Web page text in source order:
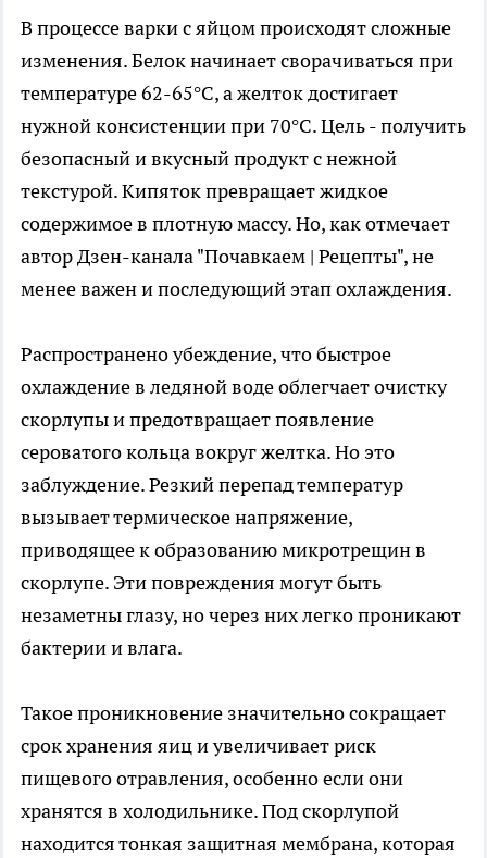
В процессе варки с яйцом происходят сложные
изменения. Белок начинает сворачиваться при
температуре 62-65°C, а желток достигает
нужной консистенции при 70°C. Цель - получить
безопасный и вкусный продукт с нежной
текстурой. Кипяток превращает жидкое
содержимое в плотную массу. Но, как отмечает
автор Дзен-канала "Почавкаем | Рецепты", не
менее важен и последующий этап охлаждения.
Распространено убеждение, что быстрое
охлаждение в ледяной воде облегчает очистку
скорлупы и предотвращает появление
сероватого кольца вокруг желтка. Но это
заблуждение. Резкий перепад температур
вызывает термическое напряжение,
приводящее к образованию микротрещин в
скорлупе. Эти повреждения могут быть
незаметны глазу, но через них легко проникают
бактерии и влага.
Такое проникновение значительно сокращает
срок хранения яиц и увеличивает риск
пищевого отравления, особенно если они
хранятся в холодильнике. Под скорлупой
находится тонкая защитная мембрана, которая